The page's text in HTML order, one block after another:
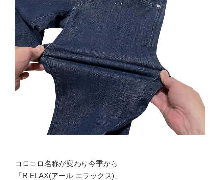
コロコロ名称が変わり今季から
「R-ELAX(アール エラックス)」